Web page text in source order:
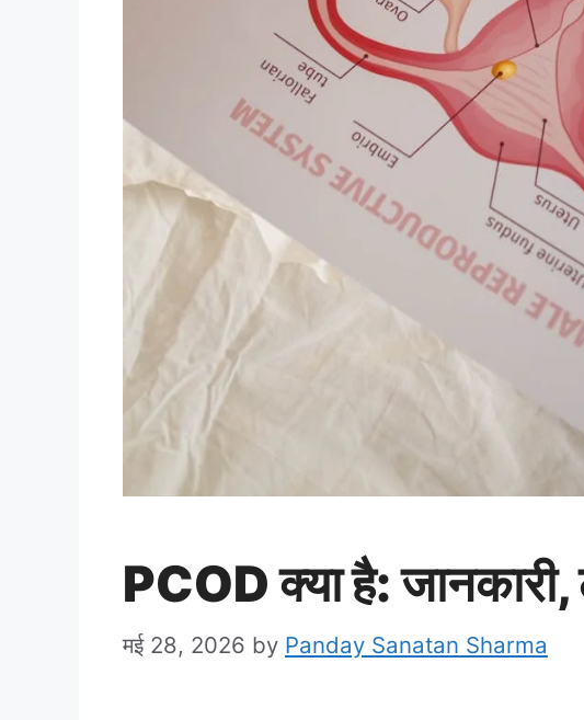
PCOD क्या है:
मई 28, 2026 by Panday Sanatan Sharma